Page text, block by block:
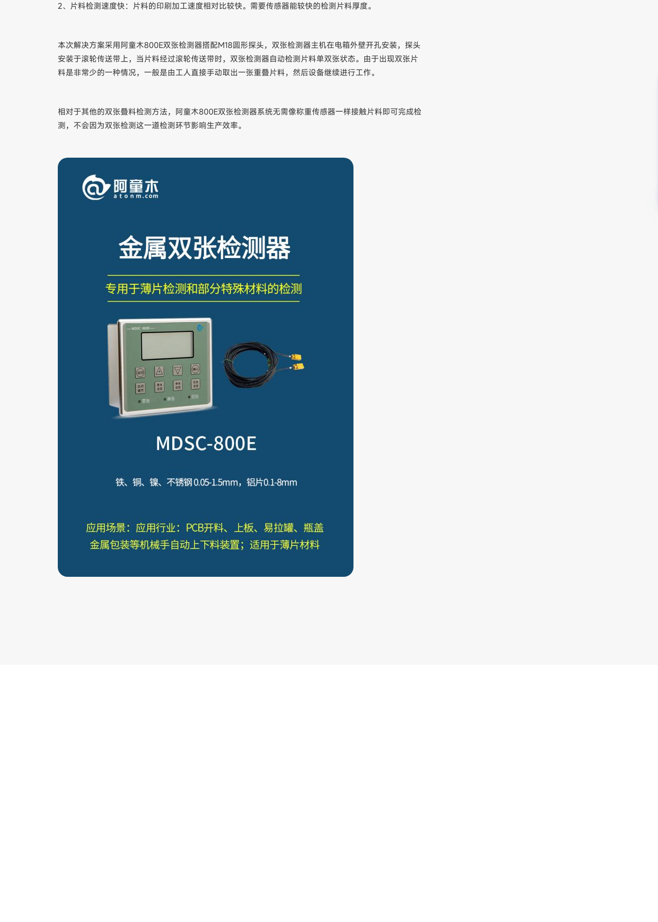
2、片料检测速度快：片料的印刷加工速度相对比较快。需要传感器能较快的检测片料厚度。
本次解决方案采用阿童木800E双张检测器搭配M18圆形探头，双张检测器主机在电箱外壁开孔安装，探头
安装于滚轮传送带上，当片料经过滚轮传送带时，双张检测器自动检测片料单双张状态。由于出现双张片
料是非常少的一种情况，一般是由工人直接手动取出一张重叠片料，然后设备继续进行工作。
相对于其他的双张叠料检测方法，阿童木800E双张检测器系统无需像称重传感器一样接触片料即可完成检
测，不会因为双张检测这一道检测环节影响生产效率。